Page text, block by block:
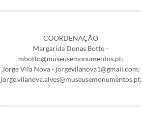
COORDENAÇÃO
Margarida Donas Botto -
mbotto@museusemonumentos.pt;
Jorge Vila Nova - jorgevilanova1@gmail.com;
jorge.vilanova.alves@museusemonumentos.pt;